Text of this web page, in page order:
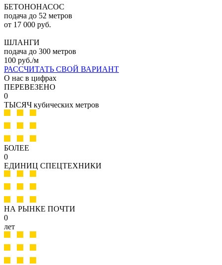
БЕТОНОНАСОС
подача до 52 метров
от 17 000 руб.
ШЛАНГИ
подача до 300 метров
100 руб./м
РАССЧИТАТЬ СВОЙ ВАРИАНТ
О нас в цифрах
ПЕРЕВЕЗЕНО
0
ТЫСЯЧ кубических метров
БОЛЕЕ
0
ЕДИНИЦ СПЕЦТЕХНИКИ
НА РЫНКЕ ПОЧТИ
0
лет